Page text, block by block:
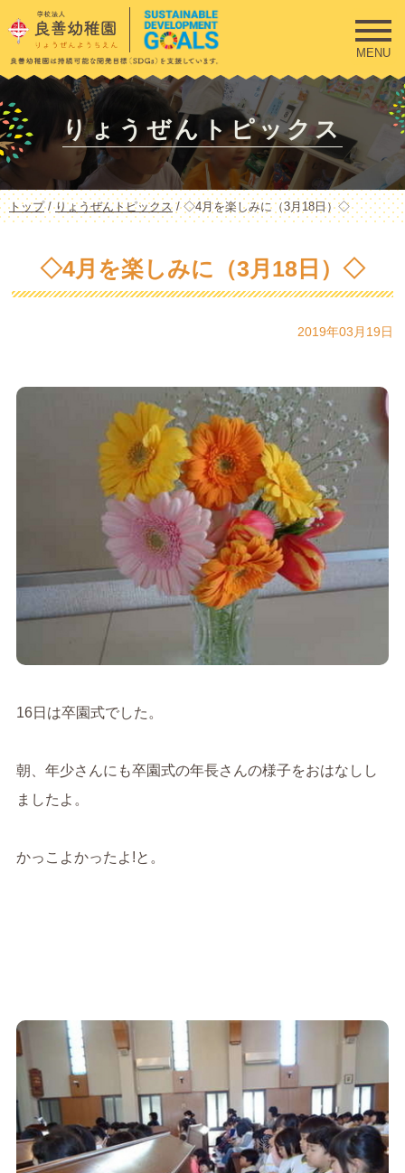
このページの本文へ
MENU
りょうぜんトピックス
現
在
トップ/りょうぜんトピックス /◇4月を楽しみに（3月18日）◇
◇4月を楽しみに（3月18日）◇
2019年03月19日
16日は卒園式でした。
朝、年少さんにも卒園式の年長さんの様子をおはなしし
ましたよ。
かっこよかったよ!と。